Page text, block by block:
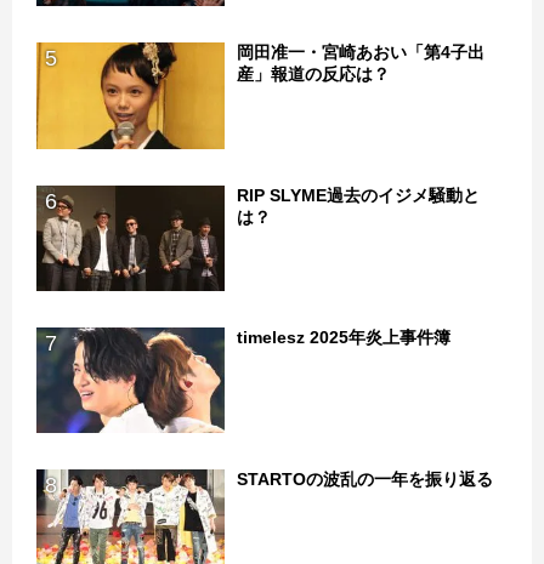
5
岡田准一・宮崎あおい「第4子出
産」報道の反応は？
6
RIP SLYME過去のイジメ騒動と
は？
7 timelesz 2025年炎上事件簿
8 STARTOの波乱の一年を振り返る